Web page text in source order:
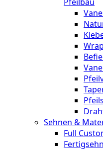
Sehnen &
Full